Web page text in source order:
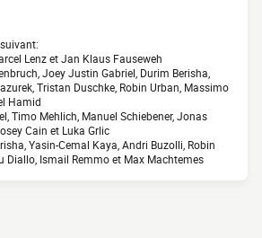
Lenz et Jan Klaus Fauseweh
Joey Justin Gabriel, Durim Berisha,
Tristan Duschke, Robin Urban, Massimo
Hamid
Timo Mehlich, Manuel Schiebener, Jonas
Cain et Luka Grlic
Yasin-Cemal Kaya, Andri Buzolli, Robin
Diallo, Ismail Remmo et Max Machtemes